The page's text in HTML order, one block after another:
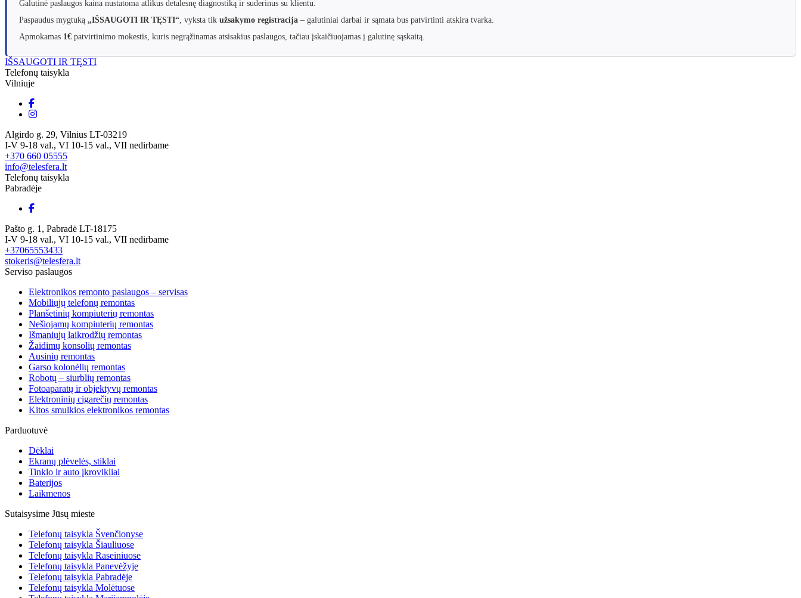
Galutinė paslaugos kaina nustatoma atlikus detalesnę diagnostiką ir suderinus su klientu.
Paspaudus mygtuką „IŠSAUGOTI IR TĘSTI“ , vyksta tik užsakymo registracija – galutiniai darbai ir sąmata bus patvirtinti atskira tvarka.
Apmokamas 1€ patvirtinimo mokestis, kuris negrąžinamas atsisakius paslaugos, tačiau įskaičiuojamas į galutinę sąskaitą.
IŠSAUGOTI IR TĘSTI
Telefonų taisykla
Vilniuje
Algirdo g. 29, Vilnius LT-03219
I-V 9-18 val., VI 10-15 val., VII nedirbame
+370 660 05555
info@telesfera.lt
Telefonų taisykla
Pabradėje
Pašto g. 1, Pabradė LT-18175
I-V 9-18 val., VI 10-15 val., VII nedirbame
+37065553433
stokeris@telesfera.lt
Serviso paslaugos
Elektronikos remonto paslaugos – servisas
Mobiliųjų telefonų remontas
Planšetinių kompiuterių remontas
Nešiojamų kompiuterių remontas
Išmaniųjų laikrodžių remontas
Žaidimų konsolių remontas
Ausinių remontas
Garso kolonėlių remontas
Robotų – siurblių remontas
Fotoaparatų ir objektyvų remontas
Elektroninių cigarečių remontas
Kitos smulkios elektronikos remontas
Parduotuvė
Dėklai
Ekranų plėvelės, stiklai
Tinklo ir auto įkrovikliai
Baterijos
Laikmenos
Sutaisysime Jūsų mieste
Telefonų taisykla Švenčionyse
Telefonų taisykla Šiauliuose
Telefonų taisykla Raseiniuose
Telefonų taisykla Panevėžyje
Telefonų taisykla Pabradėje
Telefonų taisykla Molėtuose